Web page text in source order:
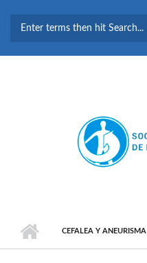
BÚSQUEDA
CEFALEA Y ANEURISMA